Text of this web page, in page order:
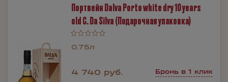
Портвейн Dalva Porto white dry 10 years
old C. Da Silva (Подарочная упаковка)
0.75л
4 740 руб. Бронь в 1 клик